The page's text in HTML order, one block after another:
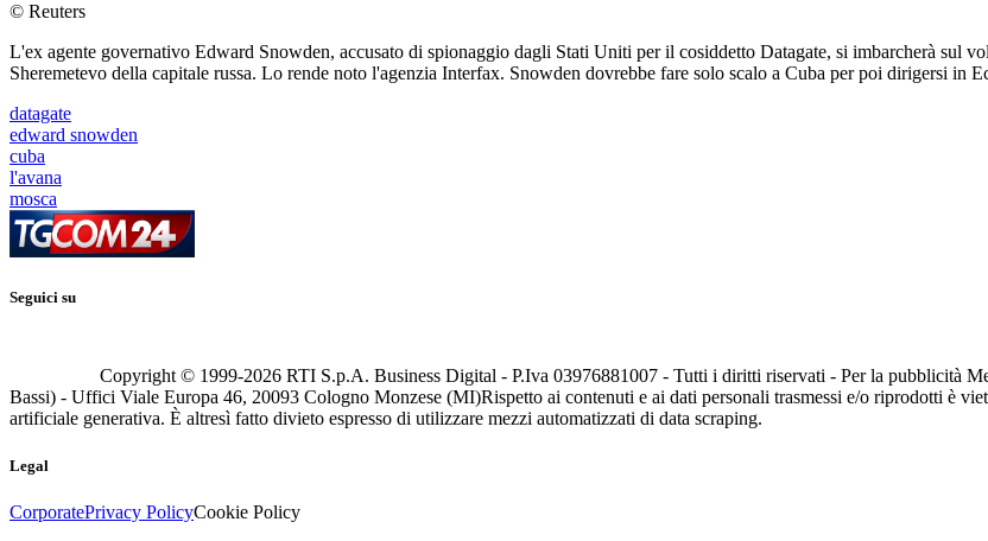
© Reuters
L'ex agente governativo Edward Snowden, accusato di spionaggio dagli Stati Uniti per il cosiddetto Datagate, si imbarcherà sul
Sheremetevo della capitale russa. Lo rende noto l'agenzia Interfax. Snowden dovrebbe fare solo scalo a Cuba per poi dirigersi in
datagate
edward snowden
cuba
l'avana
mosca
Seguici su
Copyright © 1999-2026 RTI S.p.A. Business Digital - P.Iva 03976881007 - Tutti i diritti riservati - Per la pubblicità
Bassi) - Uffici Viale Europa 46, 20093 Cologno Monzese (MI)Rispetto ai contenuti e ai dati personali trasmessi e/o riprodotti è
artificiale generativa. È altresì fatto divieto espresso di utilizzare mezzi automatizzati di data scraping.
Legal
CorporatePrivacy PolicyCookie Policy